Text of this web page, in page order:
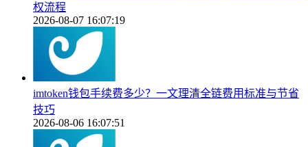
权流程
2026-08-07 16:07:19
imtoken钱包手续费多少？一文理清全链费用标准与节省
技巧
2026-08-06 16:07:51